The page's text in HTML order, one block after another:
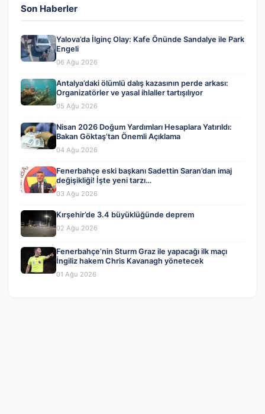
Son Haberler
Yalova’da İlginç Olay: Kafe Önünde Sandalye ile Park
Engeli
06 Ağu 2026
Antalya’daki ölümlü dalış kazasının perde arkası:
Organizatörler ve yasal ihlaller tartışılıyor
05 Ağu 2026
Nisan 2026 Doğum Yardımları Hesaplara Yatırıldı:
Bakan Göktaş’tan Önemli Açıklama
04 Ağu 2026
Fenerbahçe eski başkanı Sadettin Saran’dan imaj
değişikliği! İşte yeni tarzı…
03 Ağu 2026
Kırşehir’de 3.4 büyüklüğünde deprem
02 Ağu 2026
Fenerbahçe’nin Sturm Graz ile yapacağı ilk maçı
İngiliz hakem Chris Kavanagh yönetecek
01 Ağu 2026